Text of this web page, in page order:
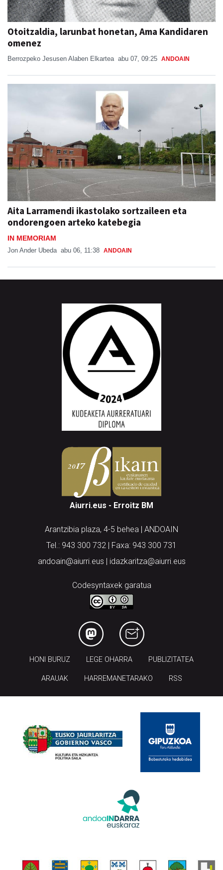
Otoitzaldia, larunbat honetan, Ama Kandidaren
omenez
Berrozpeko Jesusen Alaben Elkartea abu 07, 09:25 ANDOAIN
Aita Larramendi ikastolako sortzaileen eta
ondorengoen arteko katebegia
IN MEMORIAM
Jon Ander Ubeda abu 06, 11:38 ANDOAIN
Aiurri.eus - Erroitz BM
Arantzibia plaza, 4-5 behea | ANDOAIN
Tel.: 943 300 732 | Faxa: 943 300 731
andoain@aiurri.eus | idazkaritza@aiurri.eus
Codesyntaxek garatua
HONI BURUZ LEGE OHARRA PUBLIZITATEA
ARAUAK HARREMANETARAKO RSS